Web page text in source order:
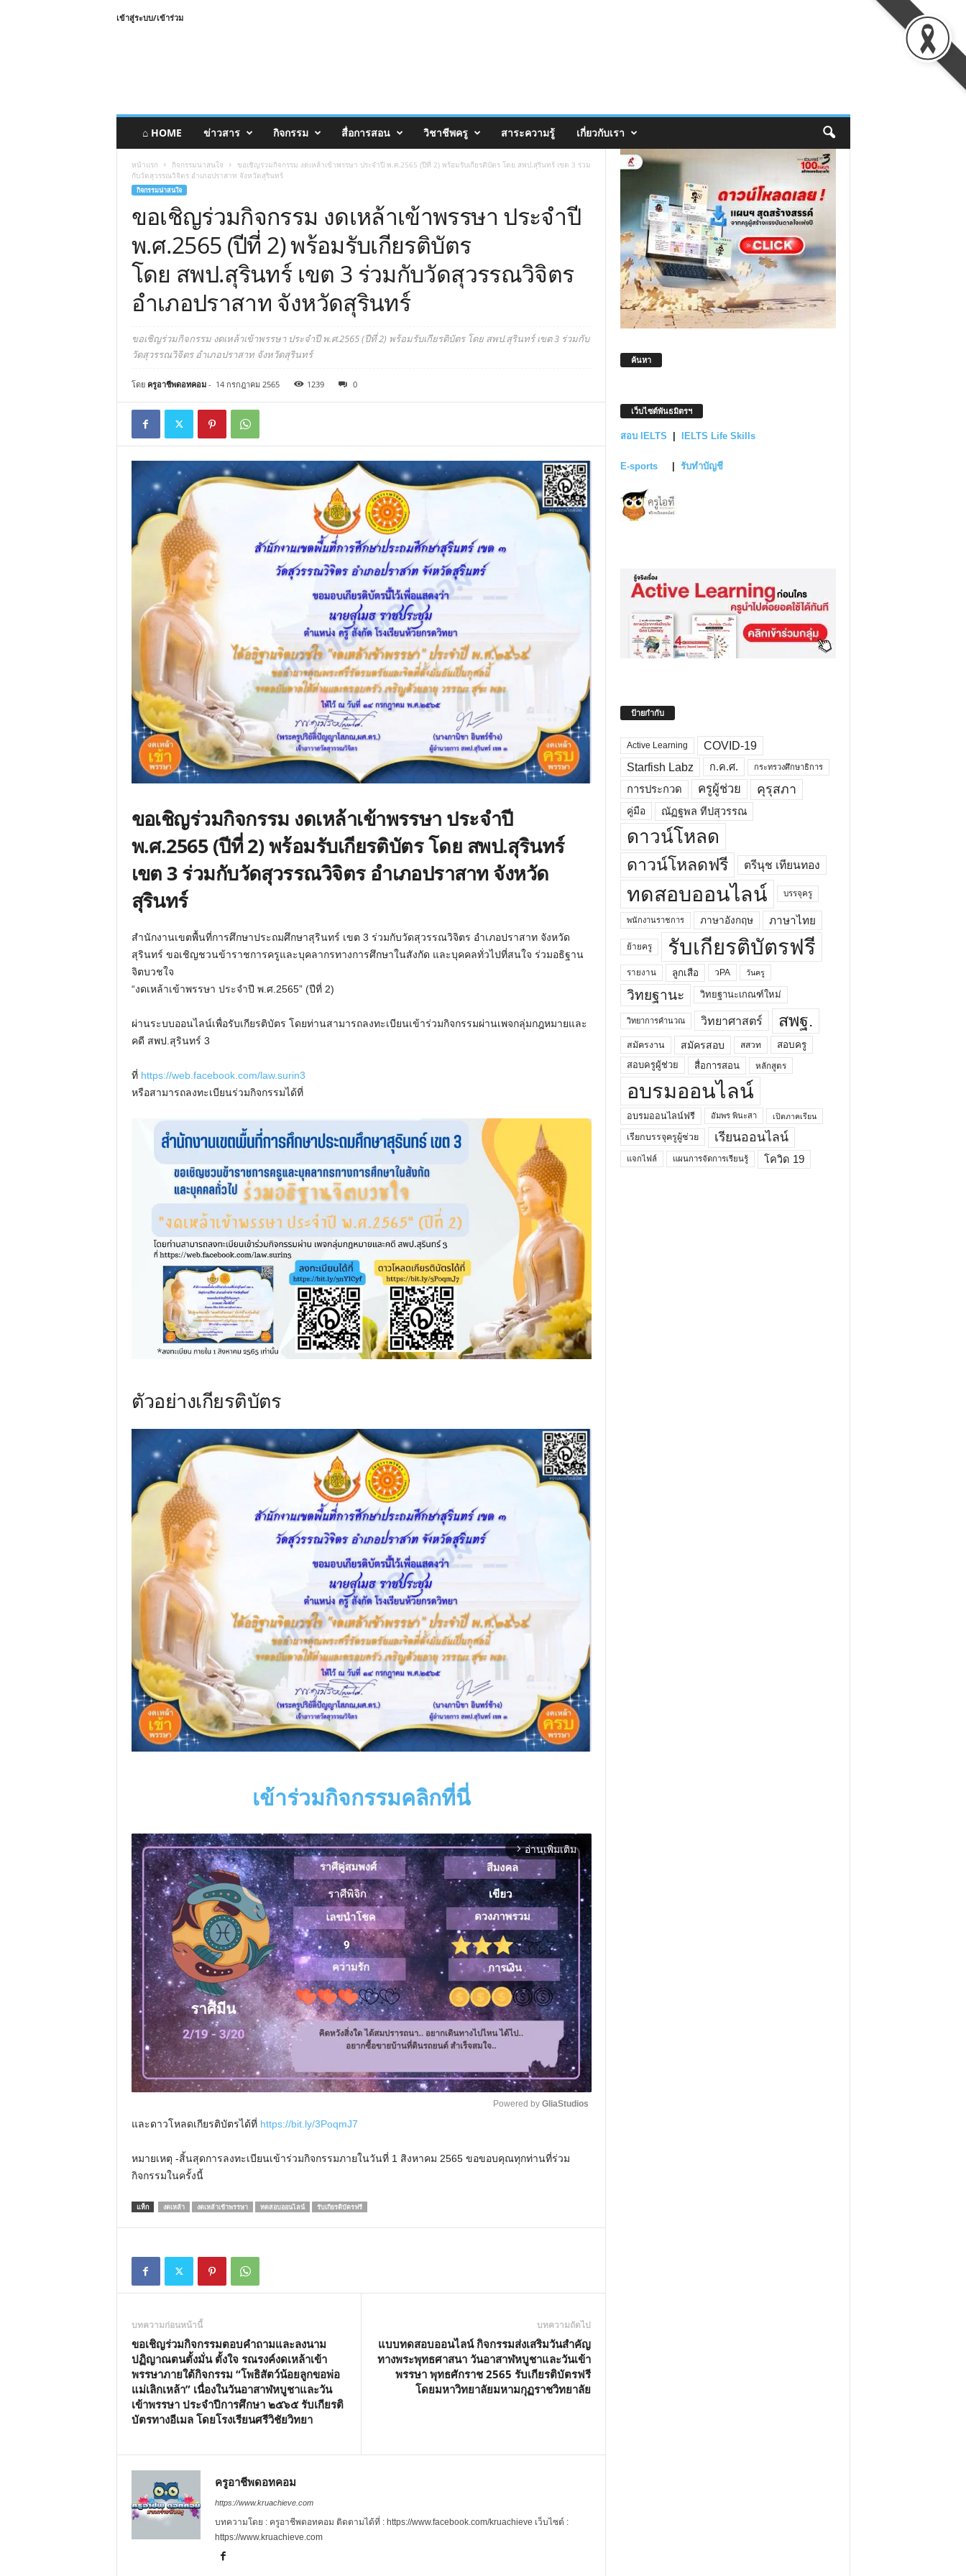
เข้าสู่ระบบ/เข้าร่วม
⌂ HOME ข่าวสาร กิจกรรม สื่อการสอน วิชาชีพครู สาระความรู้ เกี่ยวกับเรา
หน้าแรก กิจกรรมน่าสนใจ
ขอเชิญร่วมกิจกรรม งดเหล้าเข้าพรรษา ประจำปี พ.ศ.2565 (ปีที่ 2) พร้อมรับเกียรติบัตร โดย สพป.สุรินทร์ เขต 3 ร่วม
กับวัดสุวรรณวิจิตร อำเภอปราสาท จังหวัดสุรินทร์
กิจกรรมน่าสนใจ
ขอเชิญร่วมกิจกรรม งดเหล้าเข้าพรรษา ประจำปี
พ.ศ.2565 (ปีที่ 2) พร้อมรับเกียรติบัตร
โดย สพป.สุรินทร์ เขต 3 ร่วมกับวัดสุวรรณวิจิตร
อำเภอปราสาท จังหวัดสุรินทร์
ขอเชิญร่วมกิจกรรม งดเหล้าเข้าพรรษา ประจำปี พ.ศ.2565 (ปีที่ 2) พร้อมรับเกียรติบัตร โดย สพป.สุรินทร์ เขต 3 ร่วมกับ
วัดสุวรรณวิจิตร อำเภอปราสาท จังหวัดสุรินทร์
โดย ครูอาชีพดอทคอม- 14 กรกฎาคม 2565 1239 0
ขอเชิญร่วมกิจกรรม งดเหล้าเข้าพรรษา ประจำปี
พ.ศ.2565 (ปีที่ 2) พร้อมรับเกียรติบัตร โดย สพป.สุรินทร์
เขต 3 ร่วมกับวัดสุวรรณวิจิตร อำเภอปราสาท จังหวัด
สุรินทร์
สำนักงานเขตพื้นที่การศึกษาประถมศึกษาสุรินทร์ เขต 3 ร่วมกับวัดสุวรรณวิจิตร อำเภอปราสาท จังหวัด
สุรินทร์ ขอเชิญชวนข้าราชการครูและบุคลากรทางการศึกษาในสังกัด และบุคคลทั่วไปที่สนใจ ร่วมอธิฐาน
จิตบวชใจ
“งดเหล้าเข้าพรรษา ประจำปี พ.ศ.2565” (ปีที่ 2)
ผ่านระบบออนไลน์เพื่อรับเกียรติบัตร โดยท่านสามารถลงทะเบียนเข้าร่วมกิจกรรมผ่านเพจกลุ่มกฎหมายและ
คดี สพป.สุรินทร์ 3
ที่ https://web.facebook.com/law.surin3
หรือสามารถลงทะเบียนร่วมกิจกรรมได้ที่
ตัวอย่างเกียรติบัตร
เข้าร่วมกิจกรรมคลิกที่นี่
arrow_forward_ios อ่านเพิ่มเติม
u
Powered by GliaStudios
และดาวโหลดเกียรติบัตรได้ที่ https://bit.ly/3PoqmJ7
หมายเหตุ -สิ้นสุดการลงทะเบียนเข้าร่วมกิจกรรมภายในวันที่ 1 สิงหาคม 2565 ขอขอบคุณทุกท่านที่ร่วม
กิจกรรมในครั้งนี้
แท็ก งดเหล้า งดเหล้าเข้าพรรษา ทดสอบออนไลน์ รับเกียรติบัตรฟรี
บทความก่อนหน้านี้
ขอเชิญร่วมกิจกรรมตอบคำถามและลงนาม
ปฏิญาณตนตั้งมั่น ตั้งใจ รณรงค์งดเหล้าเข้า
พรรษาภายใต้กิจกรรม “โพธิสัตว์น้อยลูกขอพ่อ
แม่เลิกเหล้า” เนื่องในวันอาสาฬหบูชาและวัน
เข้าพรรษา ประจำปีการศึกษา ๒๕๖๕ รับเกียรติ
บัตรทางอีเมล โดยโรงเรียนศรีวิชัยวิทยา
บทความถัดไป
แบบทดสอบออนไลน์ กิจกรรมส่งเสริมวันสำคัญ
ทางพระพุทธศาสนา วันอาสาฬหบูชาและวันเข้า
พรรษา พุทธศักราช 2565 รับเกียรติบัตรฟรี
โดยมหาวิทยาลัยมหามกุฏราชวิทยาลัย
ครูอาชีพดอทคอม
https://www.kruachieve.com
บทความโดย : ครูอาชีพดอทคอม ติดตามได้ที่ : https://www.facebook.com/kruachieve เว็บไซต์ :
https://www.kruachieve.com
ค้นหา
เว็บไซต์พันธมิตรฯ
สอบ IELTS IELTS Life Skills
E-sports รับทำบัญชี
ป้ายกำกับ
Active Learning
COVID-19
Starfish Labz
ก.ค.ศ. กระทรวงศึกษาธิการ
การประกวด ครูผู้ช่วย คุรุสภา
คู่มือ ณัฏฐพล ทีปสุวรรณ
ดาวน์โหลด
ดาวน์โหลดฟรี ตรีนุช เทียนทอง
ทดสอบออนไลน์ บรรจุครู
พนักงานราชการ ภาษาอังกฤษ ภาษาไทย
ย้ายครู รับเกียรติบัตรฟรี
รายงาน ลูกเสือ วPA วันครู
วิทยฐานะ วิทยฐานะเกณฑ์ใหม่
วิทยาการคำนวณ วิทยาศาสตร์ สพฐ.
สมัครงาน สมัครสอบ สสวท
สอบครู
สอบครูผู้ช่วย
สื่อการสอน หลักสูตร
อบรมออนไลน์
อบรมออนไลน์ฟรี อัมพร พินะสา เปิดภาคเรียน
เรียกบรรจุครูผู้ช่วย เรียนออนไลน์
แจกไฟล์ แผนการจัดการเรียนรู้ โควิด 19